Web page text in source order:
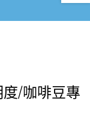
/咖啡豆專